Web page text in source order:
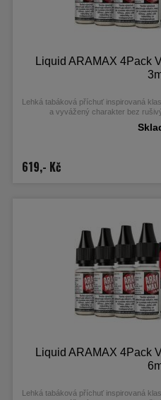
Liquid ARAMAX 4Pack
Lehká tabáková příchuť inspirovaná
a vyvážený charakter bez
619,- Kč
Liquid ARAMAX 4Pack
Lehká tabáková příchuť inspirovaná